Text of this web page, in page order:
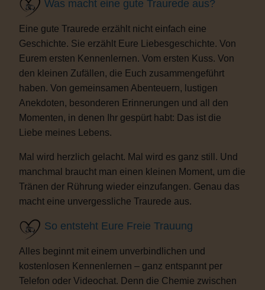
Was macht eine gute Traurede aus?
Eine gute Traurede erzählt nicht einfach eine
Geschichte. Sie erzählt Eure Liebesgeschichte. Von
Eurem ersten Kennenlernen. Vom ersten Kuss. Von
den kleinen Zufällen, die Euch zusammengeführt
haben. Von gemeinsamen Abenteuern, lustigen
Anekdoten, besonderen Erinnerungen und all den
Momenten, in denen Ihr gespürt habt: Das ist die
Liebe meines Lebens.
Mal wird herzlich gelacht. Mal wird es ganz still. Und
manchmal braucht man einen kleinen Moment, um die
Tränen der Rührung wieder einzufangen. Genau das
macht eine unvergessliche Traurede aus.
So entsteht Eure Freie Trauung
Alles beginnt mit einem unverbindlichen und
kostenlosen Kennenlernen – ganz entspannt per
Telefon oder Videochat. Denn die Chemie zwischen